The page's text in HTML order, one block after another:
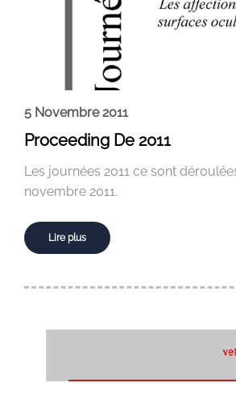
5 Novembre 2011
Proceeding De 2011
Les journées 2011 ce sont
novembre 2011.
Lire plus